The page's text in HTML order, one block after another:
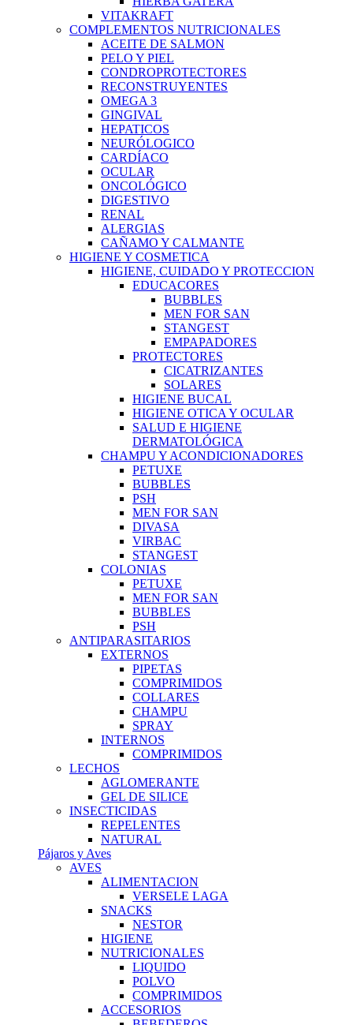
VITAKRAFT
COMPLEMENTOS NUTRICIONALES
ACEITE DE SALMON
PELO Y PIEL
CONDROPROTECTORES
RECONSTRUYENTES
OMEGA 3
GINGIVAL
HEPATICOS
NEURÓLOGICO
CARDÍACO
OCULAR
ONCOLÓGICO
DIGESTIVO
RENAL
ALERGIAS
CAÑAMO Y CALMANTE
HIGIENE Y COSMETICA
HIGIENE, CUIDADO Y PROTECCION
EDUCACORES
BUBBLES
MEN FOR SAN
STANGEST
EMPAPADORES
PROTECTORES
CICATRIZANTES
SOLARES
HIGIENE BUCAL
HIGIENE OTICA Y OCULAR
SALUD E HIGIENE
DERMATOLÓGICA
CHAMPU Y ACONDICIONADORES
PETUXE
BUBBLES
PSH
MEN FOR SAN
DIVASA
VIRBAC
STANGEST
COLONIAS
PETUXE
MEN FOR SAN
BUBBLES
PSH
ANTIPARASITARIOS
EXTERNOS
PIPETAS
COMPRIMIDOS
COLLARES
CHAMPU
SPRAY
INTERNOS
COMPRIMIDOS
LECHOS
AGLOMERANTE
GEL DE SILICE
INSECTICIDAS
REPELENTES
NATURAL
Pájaros y Aves
AVES
ALIMENTACION
VERSELE LAGA
SNACKS
NESTOR
HIGIENE
NUTRICIONALES
LIQUIDO
POLVO
COMPRIMIDOS
ACCESORIOS